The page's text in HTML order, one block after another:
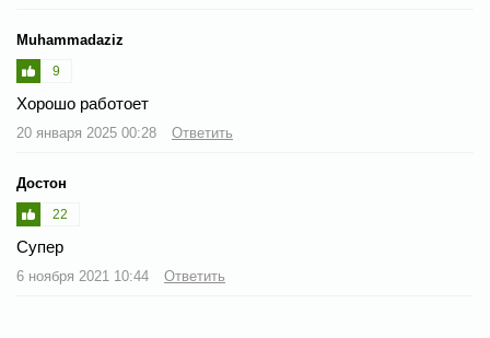
Muhammadaziz
9
Хорошо работоет
20 января 2025 00:28 Ответить
Достон
22
Супер
6 ноября 2021 10:44 Ответить